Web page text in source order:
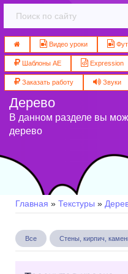
Видео уроки
Шаблоны AE Expression
Заказать работу Звуки
Дерево
В данном разделе вы
дерево
Главная » Текстуры »
Все Стены, кирпич,